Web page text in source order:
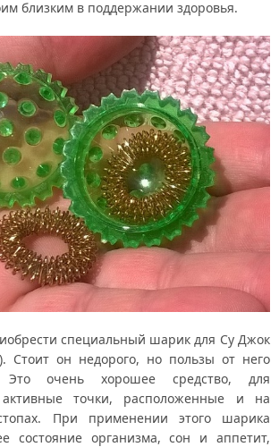
близким в поддержании здоровья.
специальный шарик для Су Джок
Стоит он недорого, но пользы от него
Это очень хорошее средство, для
активные точки, расположенные и на
При применении этого шарика
состояние организма, сон и аппетит,